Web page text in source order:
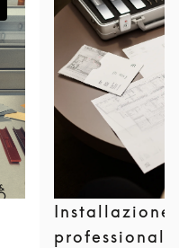
Installazione
professionale